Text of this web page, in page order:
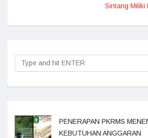
Sintang Miliki
PENERAPAN PKRMS
KEBUTUHAN ANGGARAN